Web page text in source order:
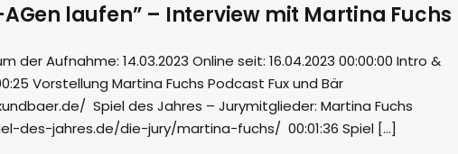
laufen” – Interview mit Martina Fuchs
der Aufnahme: 14.03.2023 Online seit: 16.04.2023 00:00:00 Intro &
Vorstellung Martina Fuchs Podcast Fux und Bär
Spiel des Jahres – Jurymitglieder: Martina Fuchs
des-jahres.de/die-jury/martina-fuchs/ 00:01:36 Spiel […]